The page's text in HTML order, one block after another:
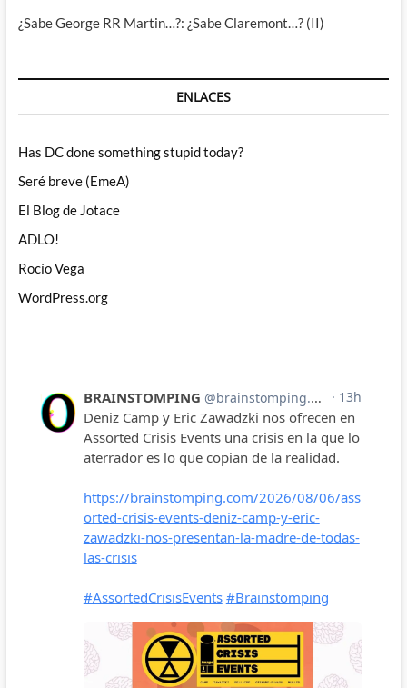
¿Sabe George RR Martin…?: ¿Sabe Claremont…? (II)
ENLACES
Has DC done something stupid today?
Seré breve (EmeA)
El Blog de Jotace
ADLO!
Rocío Vega
WordPress.org